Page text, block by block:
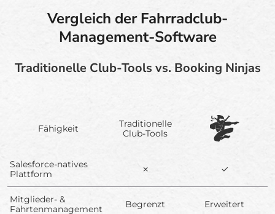
Vergleich der Fahrradclub-
Management-Software
Traditionelle Club-Tools vs. Booking Ninjas
Fähigkeit
Traditionelle
Club-Tools
Salesforce-natives
Plattform
✗ ✓
Mitglieder- &
Fahrtenmanagement
Begrenzt Erweitert